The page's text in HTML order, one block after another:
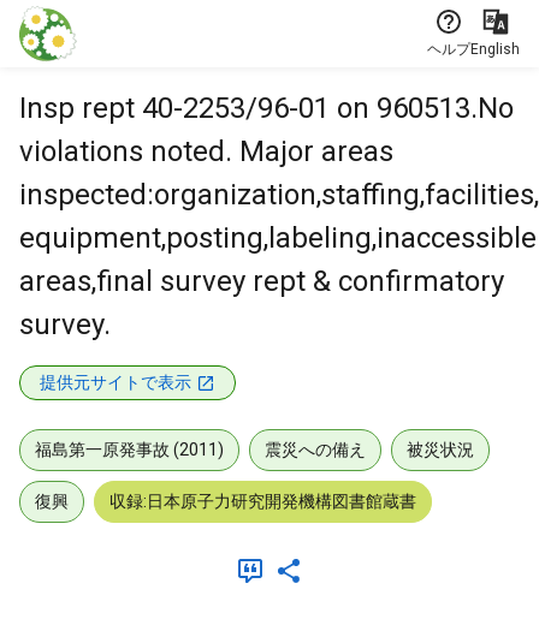
本文に飛ぶ
ヘルプEnglish
Insp rept 40-2253/96-01 on 960513.No
violations noted. Major areas
inspected:organization,staffing,facilities,
equipment,posting,labeling,inaccessible
areas,final survey rept & confirmatory
survey.
提供元サイトで表示
福島第一原発事故 (2011) 震災への備え 被災状況
復興 収録:日本原子力研究開発機構図書館蔵書